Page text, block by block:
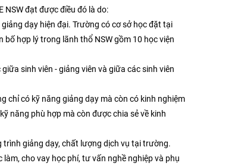
NSW đạt được điều đó là do:
dạy hiện đại. Trường có cơ sở học đặt tại
hợp lý trong lãnh thổ NSW gồm 10 học viện
sinh viên - giảng viên và giữa các sinh viên
chỉ có kỹ năng giảng dạy mà còn có kinh nghiệm
năng phù hợp mà còn được chia sẻ về kinh
trình giảng dạy, chất lượng dịch vụ tại trường.
cho vay học phí, tư vấn nghề nghiệp và phụ